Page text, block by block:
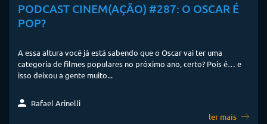
PODCAST CINEM(AÇÃO) #287: O OSCAR É
POP?
A essa altura você já está sabendo que o Oscar vai ter uma
categoria de filmes populares no próximo ano, certo? Pois é… e
isso deixou a gente muito...
Rafael Arinelli
ler mais